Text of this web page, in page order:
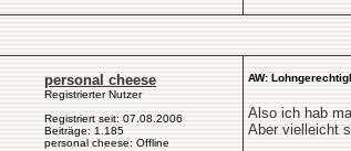
personal cheese
Registrierter Nutzer
Registriert seit: 07.08.2006
Beiträge: 1.185
personal cheese: Offline
AW:
Also ich hab
Aber vielleicht